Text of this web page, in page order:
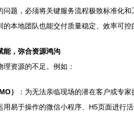
问题，必须将关键服务流程极致标准化
的本地团队也能交付质量稳定、效率可控
能，弥合资源鸿沟
资源的不足。例如：
）
：为无法亲临现场的潜在客户或专
用易于操作的微信小程序、H5页面进行